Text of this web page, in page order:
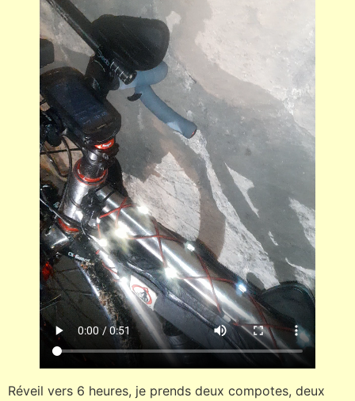
Réveil vers 6 heures, je prends deux compotes, deux